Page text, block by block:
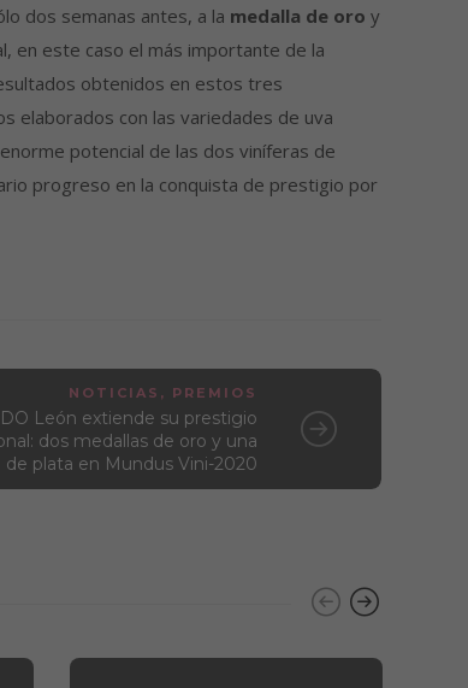
dos semanas antes, a la medalla de oro y
en este caso el más importante de la
obtenidos en estos tres
elaborados con las variedades de uva
potencial de las dos viníferas de
progreso en la conquista de prestigio por
NOTICIAS , PREMIOS
León extiende su prestigio
dos medallas de oro y una
de plata en Mundus Vini-2020